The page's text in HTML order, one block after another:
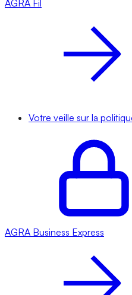
AGRA Fil
Votre veille sur la
AGRA Business Express